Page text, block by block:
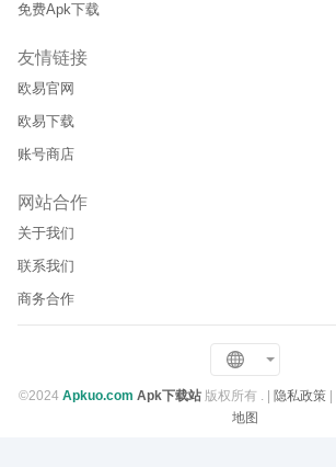
免费Apk下载
友情链接
欧易官网
欧易下载
账号商店
网站合作
关于我们
联系我们
商务合作
©2024 Apkuo.com Apk下载站版权所有 . 隐私政策|
地图